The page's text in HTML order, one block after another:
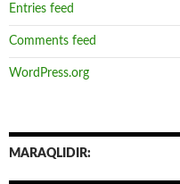
Entries feed
Comments feed
WordPress.org
MARAQLIDIR: